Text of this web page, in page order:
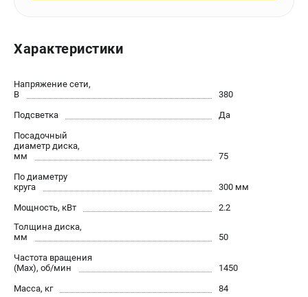
8 (812) 564-50-74
вс - выходной
Характеристики
Напряжение сети,
В
380
Подсветка
Да
Посадочный
диаметр диска,
мм
75
По диаметру
круга
300 мм
Мощность, кВт
2.2
Толщина диска,
мм
50
Частота вращения
(Max), об/мин
1450
Масса, кг
84